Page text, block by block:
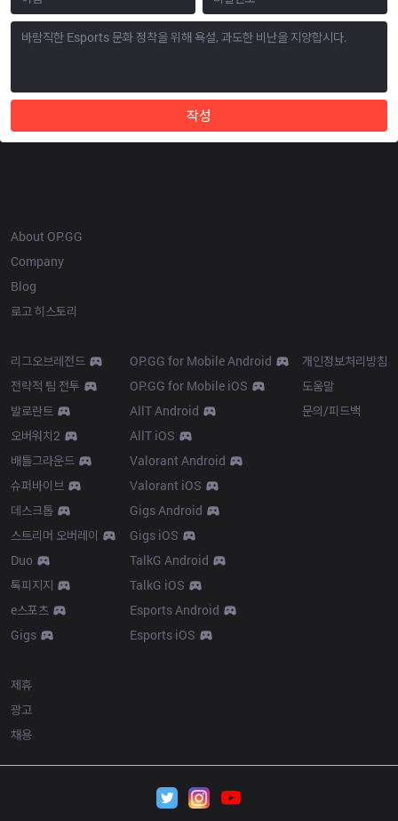
작성
About OP.GG
Company
Blog
로고 히스토리
리그오브레전드
전략적 팀 전투
발로란트
오버워치2
배틀그라운드
슈퍼바이브
데스크톱
스트리머 오버레이
Duo
톡피지지
e스포츠
Gigs
OP.GG for Mobile Android
OP.GG for Mobile iOS
AllT Android
AllT iOS
Valorant Android
Valorant iOS
Gigs Android
Gigs iOS
TalkG Android
TalkG iOS
Esports Android
Esports iOS
개인정보처리방침
도움말
문의/피드백
제휴
광고
채용